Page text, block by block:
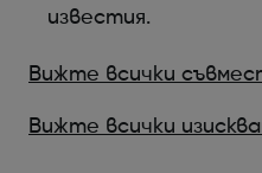
известия.
Вижте всички
Вижте всички